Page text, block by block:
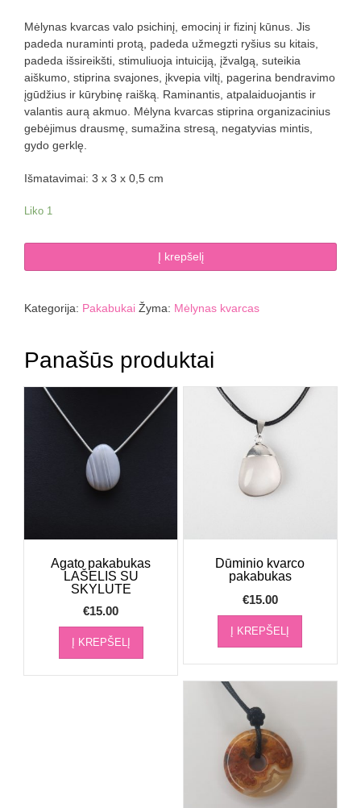
Mėlynas kvarcas valo psichinį, emocinį ir fizinį kūnus. Jis
padeda nuraminti protą, padeda užmegzti ryšius su kitais,
padeda išsireikšti, stimuliuoja intuiciją, įžvalgą, suteikia
aiškumo, stiprina svajones, įkvepia viltį, pagerina bendravimo
įgūdžius ir kūrybinę raišką. Raminantis, atpalaiduojantis ir
valantis aurą akmuo. Mėlyna kvarcas stiprina organizacinius
gebėjimus drausmę, sumažina stresą, negatyvias mintis,
gydo gerklę.
Išmatavimai: 3 x 3 x 0,5 cm
Liko 1
kiekis:
kvarco
pakabukas
SU
SKYLUTE
Į krepšelį
Kategorija: Pakabukai Žyma: Mėlynas kvarcas
Panašūs produktai
Agato pakabukas
LAŠELIS SU
SKYLUTE
€15.00
Į KREPŠELĮ
Dūminio kvarco
pakabukas
€15.00
Į KREPŠELĮ